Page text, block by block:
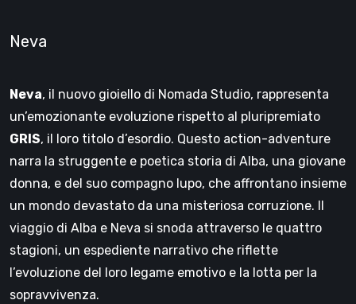
Neva
Neva, il nuovo gioiello di Nomada Studio, rappresenta
un’emozionante evoluzione rispetto al pluripremiato
GRIS, il loro titolo d’esordio. Questo action-adventure
narra la struggente e poetica storia di Alba, una giovane
donna, e del suo compagno lupo, che affrontano insieme
un mondo devastato da una misteriosa corruzione. Il
viaggio di Alba e Neva si snoda attraverso le quattro
stagioni, un espediente narrativo che riflette
l’evoluzione del loro legame emotivo e la lotta per la
sopravvivenza.